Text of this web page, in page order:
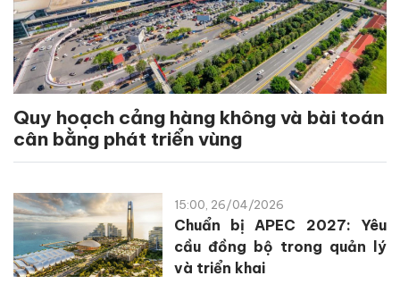
Quy hoạch cảng hàng không và bài toán
cân bằng phát triển vùng
15:00, 26/04/2026
Chuẩn bị APEC 2027: Yêu
cầu đồng bộ trong quản lý
và triển khai